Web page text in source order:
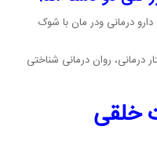
درمانی ودر مان با شوک
درمانی، روان درمانی شناختی
خلقی